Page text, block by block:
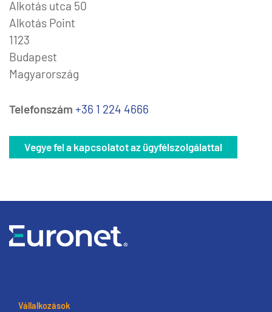
Alkotás utca 50
Alkotás Point
1123
Budapest
Magyarország
Telefonszám +36 1 224 4666
Vegye fel a kapcsolatot az ügyfélszolgálattal
Vállalkozások